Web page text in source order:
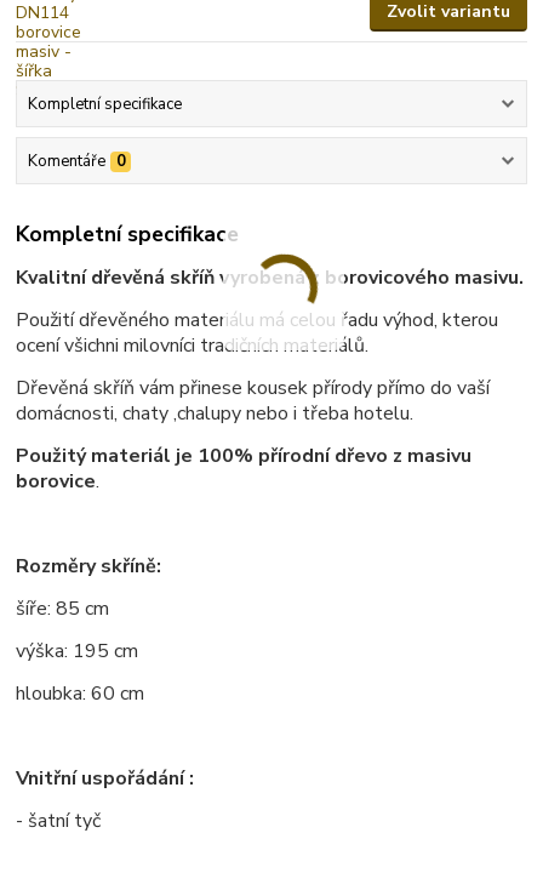
Zvolit variantu
Kompletní specifikace
Komentáře 0
Kompletní specifikace
Kvalitní dřevěná skříň vyrobená z borovicového masivu.
Použití dřevěného materiálu má celou řadu výhod, kterou
ocení všichni milovníci tradičních materiálů.
Dřevěná skříň vám přinese kousek přírody přímo do vaší
domácnosti, chaty ,chalupy nebo i třeba hotelu.
Použitý materiál je 100% přírodní dřevo z masivu
borovice.
Rozměry skříně:
šíře: 85 cm
výška: 195 cm
hloubka: 60 cm
Vnitřní uspořádání :
- šatní tyč